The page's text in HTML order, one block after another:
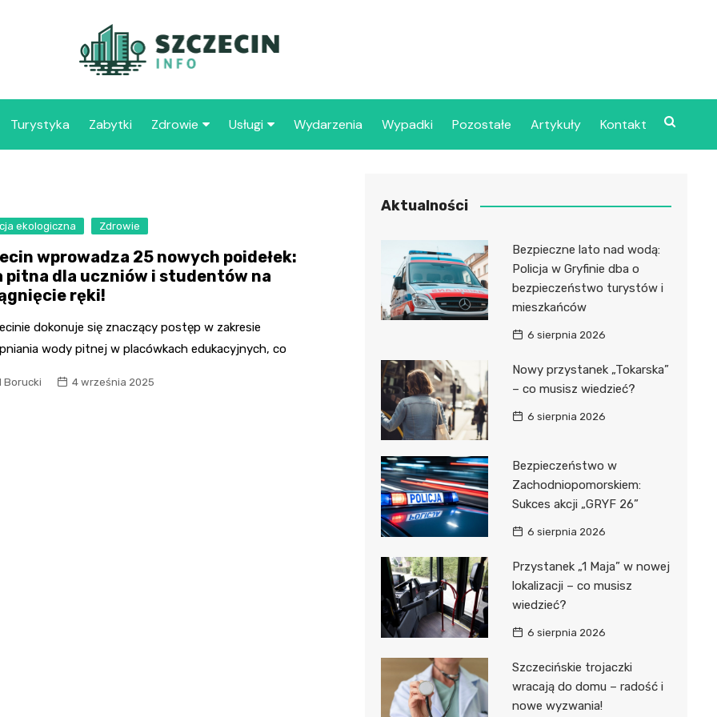
Turystyka Zabytki Zdrowie
109 Szpital Wojskowy w
Szczecinie
Samodzielny Publiczny
Specjalistyczny Zakład
Opieki Zdrowotnej
Szpital Kliniczny nr 1 im. T.
Sokołowskiego
Pomorskiej Akademii
Medycznej
Samodzielny Publiczny
Szpital Kliniczny nr 2
Specjalistyczny Szpital im.
A. Sokołowskiego
Samodzielny Publiczny
Wojewódzki Szpital
Zespolony im. M.
Skłodowskiej-Curi
Usługi Wydarzenia Wypadki Pozostałe Artykuły Kontakt
ekologiczna Zdrowie
wprowadza 25 nowych poidełek:
pitna dla uczniów i studentów na
ręki!
dokonuje się znaczący postęp w zakresie
wody pitnej w placówkach edukacyjnych, co
Borucki 4 września 2025
Aktualności
Bezpieczne lato nad wodą:
Policja w Gryfinie dba o
bezpieczeństwo turystów i
mieszkańców
6 sierpnia 2026
Nowy przystanek „Tokarska”
– co musisz wiedzieć?
6 sierpnia 2026
Bezpieczeństwo w
Zachodniopomorskiem:
Sukces akcji „GRYF 26”
6 sierpnia 2026
Przystanek „1 Maja” w nowej
lokalizacji – co musisz
wiedzieć?
6 sierpnia 2026
Szczecińskie trojaczki
wracają do domu – radość i
nowe wyzwania!